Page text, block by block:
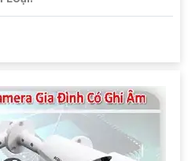
giúp bạn có thêm ý tưởng để
mình. Nếu cần thêm bất kỳ
hãy Cung cấp cho công
có thể hỗ trợ bạn tốt hơn.